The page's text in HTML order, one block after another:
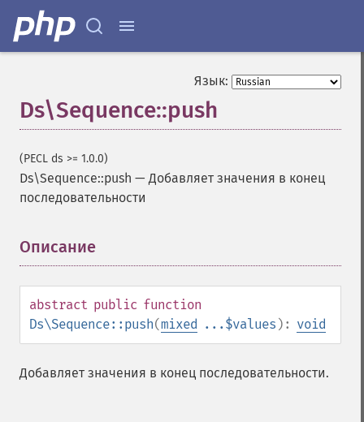
Язык:
Ds\Sequence::push
(PECL ds >= 1.0.0)
Ds\Sequence::push —Добавляет значения в конец
последовательности
Описание
abstract public function
Ds\Sequence::push(mixed ...$values ): void
Добавляет значения в конец последовательности.